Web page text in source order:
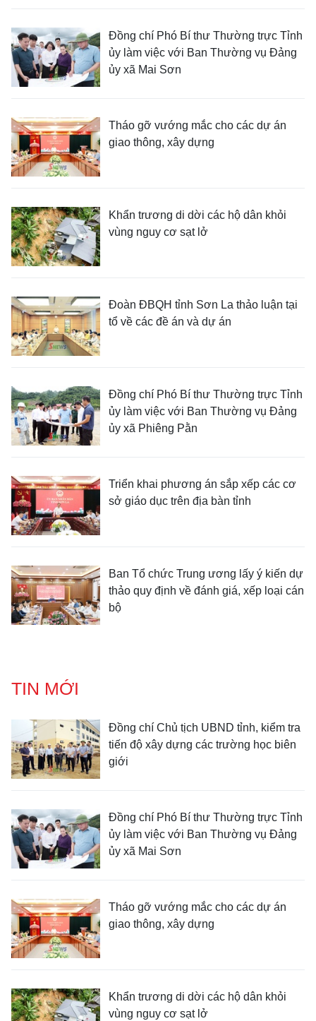
Đồng chí Phó Bí thư Thường trực Tỉnh
ủy làm việc với Ban Thường vụ Đảng
ủy xã Mai Sơn
Tháo gỡ vướng mắc cho các dự án
giao thông, xây dựng
Khẩn trương di dời các hộ dân khỏi
vùng nguy cơ sạt lở
Đoàn ĐBQH tỉnh Sơn La thảo luận tại
tổ về các đề án và dự án
Đồng chí Phó Bí thư Thường trực Tỉnh
ủy làm việc với Ban Thường vụ Đảng
ủy xã Phiêng Pằn
Triển khai phương án sắp xếp các cơ
sở giáo dục trên địa bàn tỉnh
Ban Tổ chức Trung ương lấy ý kiến dự
thảo quy định về đánh giá, xếp loại cán
bộ
TIN MỚI
Đồng chí Chủ tịch UBND tỉnh, kiểm tra
tiến độ xây dựng các trường học biên
giới
Đồng chí Phó Bí thư Thường trực Tỉnh
ủy làm việc với Ban Thường vụ Đảng
ủy xã Mai Sơn
Tháo gỡ vướng mắc cho các dự án
giao thông, xây dựng
Khẩn trương di dời các hộ dân khỏi
vùng nguy cơ sạt lở